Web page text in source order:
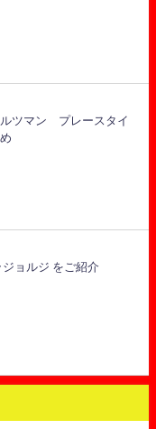
ツマン プレースタイ
ョルジ をご紹介